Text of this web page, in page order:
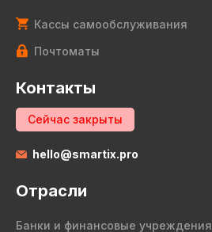
Кассы самообслуживания
Почтоматы
Контакты
Сейчас закрыты
hello@smartix.pro
Отрасли
Банки и финансовые учреждения